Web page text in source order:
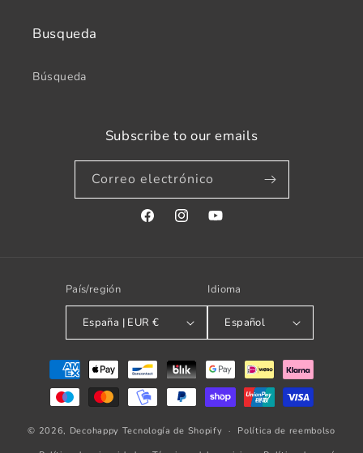
Busqueda
Búsqueda
Subscribe to our emails
Correo electrónico
FacebookInstagramYouTube
País/región
España | EUR €
Idioma
Español
Formas
pago
© 2026, Decohappy Tecnología de Shopify
Política de reembolso